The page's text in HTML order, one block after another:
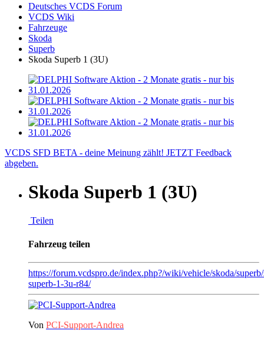
Deutsches VCDS Forum
VCDS Wiki
Fahrzeuge
Skoda
Superb
Skoda Superb 1 (3U)
VCDS SFD BETA - deine Meinung zählt! JETZT Feedback
abgeben.
Skoda Superb 1 (3U)
Teilen
Fahrzeug teilen
https://forum.vcdspro.de/index.php?/wiki/vehicle/skoda/
superb-1-3u-r84/
Von PCI-Support-Andrea